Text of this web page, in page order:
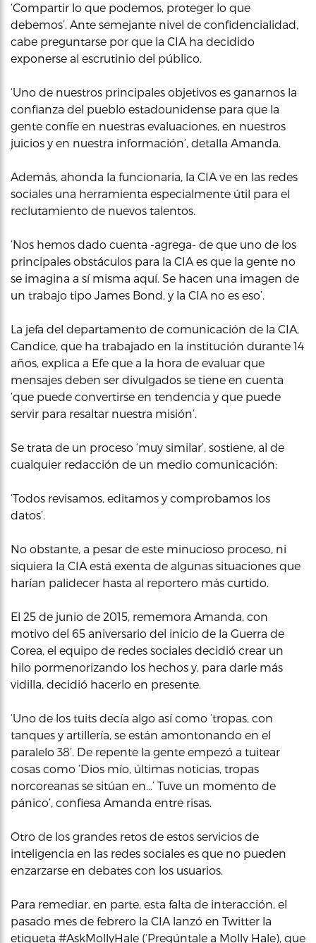
‘Compartir lo que podemos, proteger lo que
debemos’. Ante semejante nivel de confidencialidad,
cabe preguntarse por que la CIA ha decidido
exponerse al escrutinio del público.
‘Uno de nuestros principales objetivos es ganarnos la
confianza del pueblo estadounidense para que la
gente confíe en nuestras evaluaciones, en nuestros
juicios y en nuestra información’, detalla Amanda.
Además, ahonda la funcionaria, la CIA ve en las redes
sociales una herramienta especialmente útil para el
reclutamiento de nuevos talentos.
‘Nos hemos dado cuenta -agrega- de que uno de los
principales obstáculos para la CIA es que la gente no
se imagina a sí misma aquí. Se hacen una imagen de
un trabajo tipo James Bond, y la CIA no es eso’.
La jefa del departamento de comunicación de la CIA,
Candice, que ha trabajado en la institución durante 14
años, explica a Efe que a la hora de evaluar que
mensajes deben ser divulgados se tiene en cuenta
‘que puede convertirse en tendencia y que puede
servir para resaltar nuestra misión’.
Se trata de un proceso ‘muy similar’, sostiene, al de
cualquier redacción de un medio comunicación:
‘Todos revisamos, editamos y comprobamos los
datos’.
No obstante, a pesar de este minucioso proceso, ni
siquiera la CIA está exenta de algunas situaciones que
harían palidecer hasta al reportero más curtido.
El 25 de junio de 2015, rememora Amanda, con
motivo del 65 aniversario del inicio de la Guerra de
Corea, el equipo de redes sociales decidió crear un
hilo pormenorizando los hechos y, para darle más
vidilla, decidió hacerlo en presente.
‘Uno de los tuits decía algo así como ‘tropas, con
tanques y artillería, se están amontonando en el
paralelo 38’. De repente la gente empezó a tuitear
cosas como ‘Dios mío, últimas noticias, tropas
norcoreanas se sitúan en…’ Tuve un momento de
pánico’, confiesa Amanda entre risas.
Otro de los grandes retos de estos servicios de
inteligencia en las redes sociales es que no pueden
enzarzarse en debates con los usuarios.
Para remediar, en parte, esta falta de interacción, el
pasado mes de febrero la CIA lanzó en Twitter la
etiqueta #AskMollyHale (‘Pregúntale a Molly Hale), que